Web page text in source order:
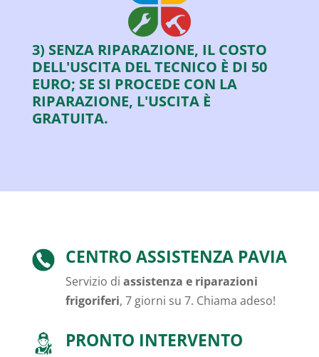
3) SENZA RIPARAZIONE, IL COSTO
DELL'USCITA DEL TECNICO È DI 50
EURO; SE SI PROCEDE CON LA
RIPARAZIONE, L'USCITA È
GRATUITA.
CENTRO ASSISTENZA PAVIA
Servizio di assistenza e riparazioni
frigoriferi, 7 giorni su 7. Chiama adeso!
PRONTO INTERVENTO